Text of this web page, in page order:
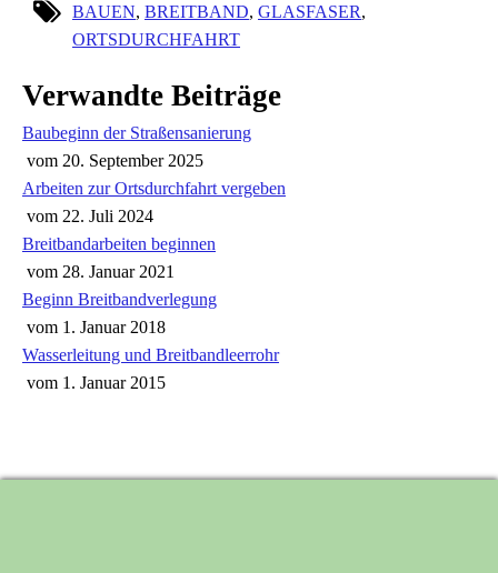
BAUEN, BREITBAND, GLASFASER,
ORTSDURCHFAHRT
Verwandte Beiträge
Baubeginn der Straßensanierung
vom 20. September 2025
Arbeiten zur Ortsdurchfahrt vergeben
vom 22. Juli 2024
Breitbandarbeiten beginnen
vom 28. Januar 2021
Beginn Breitbandverlegung
vom 1. Januar 2018
Wasserleitung und Breitbandleerrohr
vom 1. Januar 2015